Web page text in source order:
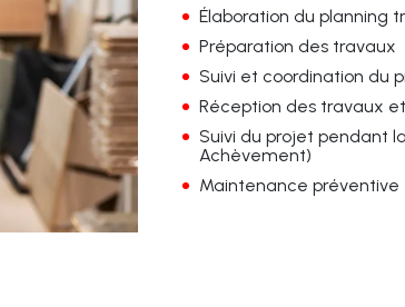
Élaboration du planning
Préparation des travaux
Suivi et coordination du
Réception des travaux
Suivi du projet pendant
Achèvement)
Maintenance préventive